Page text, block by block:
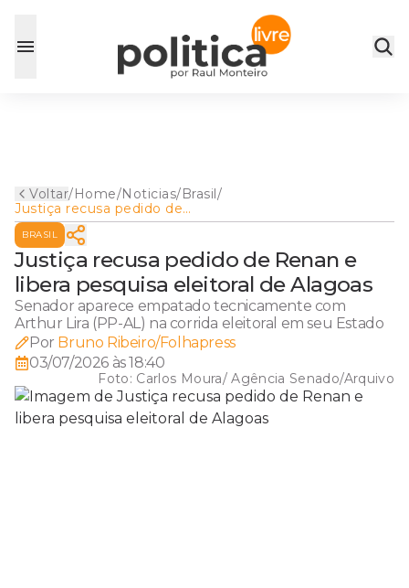
Voltar/Home/Noticias/Brasil/
Justiça recusa pedido de
Renan e libera pesquisa
eleitoral de Alagoas
BRASIL
Justiça recusa pedido de Renan e
libera pesquisa eleitoral de Alagoas
Senador aparece empatado tecnicamente com
Arthur Lira (PP-AL) na corrida eleitoral em seu Estado
Por Bruno Ribeiro/Folhapress
03/07/2026 às 18:40
Foto: Carlos Moura/ Agência Senado/Arquivo